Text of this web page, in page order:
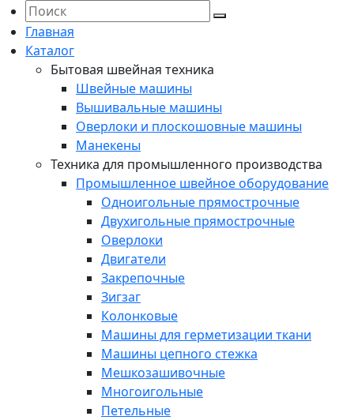
Главная
Каталог
Бытовая швейная техника
Швейные машины
Вышивальные машины
Оверлоки и плоскошовные машины
Манекены
Техника для промышленного производства
Промышленное швейное оборудование
Одноигольные прямострочные
Двухигольные прямострочные
Оверлоки
Двигатели
Закрепочные
Зигзаг
Колонковые
Машины для герметизации ткани
Машины цепного стежка
Мешкозашивочные
Многоигольные
Петельные